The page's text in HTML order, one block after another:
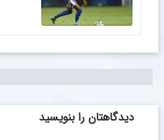
دیدگاهتان را بنویسید